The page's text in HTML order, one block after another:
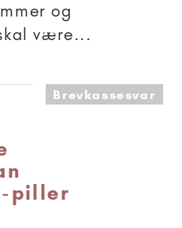
og
være...
til 15+
Brevkassesvar
piller